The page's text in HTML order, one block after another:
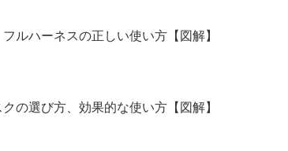
ルハーネスの正しい使い方【図解】
の選び方、効果的な使い方【図解】